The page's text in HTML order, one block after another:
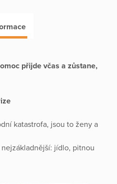
přijde včas a zůstane,
katastrofa, jsou to ženy a
jídlo, pitnou